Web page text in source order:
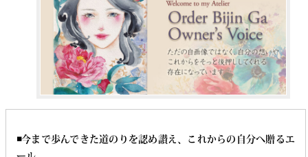
◾️今まで歩んできた道のりを認め讃え、これからの自分へ贈るエ